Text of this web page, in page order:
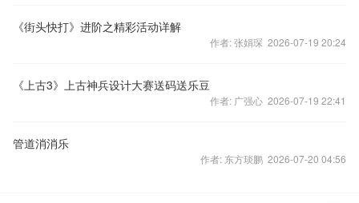
《街头快打》进阶之精彩活动详解
作者: 张娟琛 2026-07-19 20:24
《上古3》上古神兵设计大赛送码送乐豆
作者: 广强心 2026-07-19 22:41
管道消消乐
作者: 东方琰鹏 2026-07-20 04:56